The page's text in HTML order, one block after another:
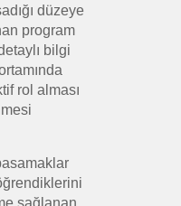
düzeye
program
bilgi
rol alması